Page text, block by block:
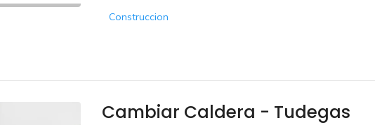
Construccion
Cambiar Caldera - Tudegas